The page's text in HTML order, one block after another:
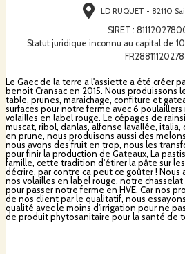
LD RUQUET - 82110
SIRET :
Statut juridique inconnu au capital de
FR28811120278
Le Gaec de la terre a l'assiette a été créer
benoit Cransac en 2015. Nous produissons
table, prunes, maraichage, confiture et
surfaces pour notre ferme avec 6
volailles en label rouge. Le cépages de
muscat, ribol, danlas, alfonse lavallée, italia,
en prune, nous produisons aussi des
nous avons des fruit en trop, nous les
pour finir la production de Gateaux, La
famille, cette tradition d'étirer la pâte sur
décrire, par contre ca peut ce goûter ! Nous
nos volailles en label rouge, notre
pour passer notre ferme en HVE. Carnos
de nos client par le qualitatif, nous
qualité avec le moins d'irrigation pour ne
de produit phytosanitaire pour la santé de